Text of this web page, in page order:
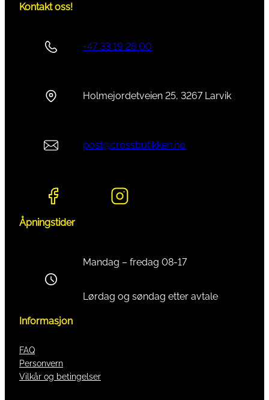
Kontakt oss!
+47 33 19 28 00
Holmejordetveien 25, 3267 Larvik
post@crossbutikken.no
Åpningstider
Mandag – fredag 08-17
Lørdag og søndag etter avtale
Informasjon
FAQ
Personvern
Vilkår og betingelser